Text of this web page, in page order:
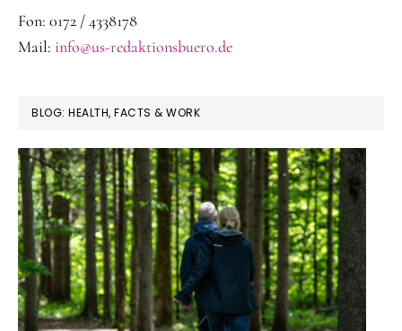
Fon: 0172 / 4338178
Mail: info@us-redaktionsbuero.de
BLOG: HEALTH, FACTS & WORK